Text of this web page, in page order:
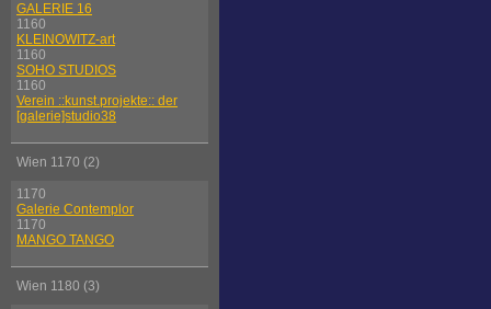
GALERIE 16
1160
KLEINOWITZ-art
1160
SOHO STUDIOS
1160
Verein ::kunst.projekte:: der
[galerie]studio38
Wien 1170 (2)
1170
Galerie Contemplor
1170
MANGO TANGO
Wien 1180 (3)